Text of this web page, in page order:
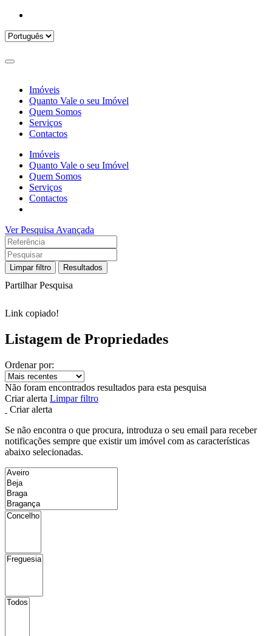
Imóveis
Quanto Vale o seu Imóvel
Quem Somos
Serviços
Contactos
Imóveis
Quanto Vale o seu Imóvel
Quem Somos
Serviços
Contactos
Ver Pesquisa Avançada
Limpar filtro Resultados
Partilhar Pesquisa
Link copiado!
Listagem de Propriedades
Ordenar por:
Não foram encontrados resultados para esta pesquisa
Criar alerta Limpar filtro
Criar alerta
Se não encontra o que procura, introduza o seu email para receber
notificações sempre que existir um imóvel com as características
abaixo selecionadas.